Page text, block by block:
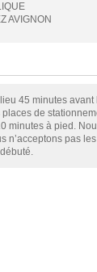
AVIGNON
45 minutes
de
minutes à pied.
n’acceptons pas